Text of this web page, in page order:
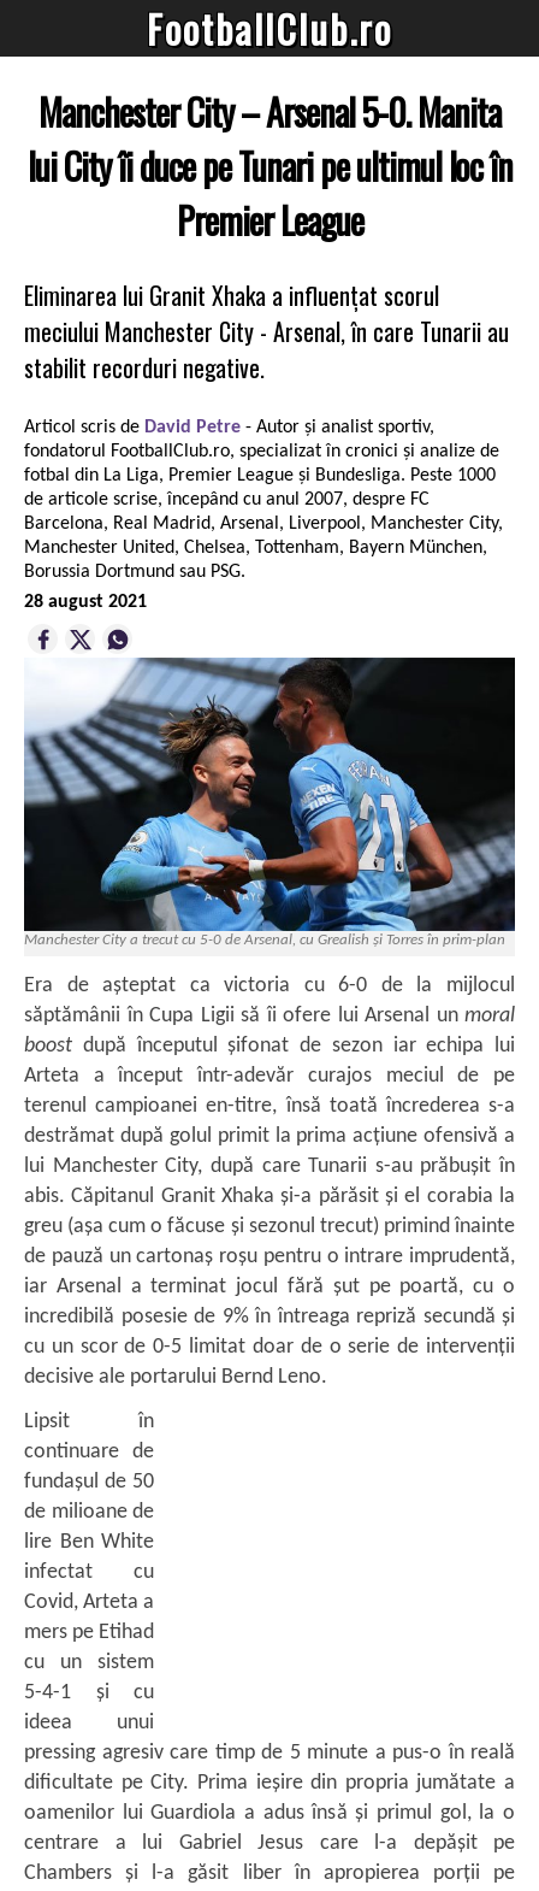
FootballClub.ro
Manchester City – Arsenal 5-0. Manita
lui City îi duce pe Tunari pe ultimul loc în
Premier League
Eliminarea lui Granit Xhaka a influențat scorul
meciului Manchester City - Arsenal, în care Tunarii au
stabilit recorduri negative.
Articol scris de David Petre - Autor și analist sportiv,
fondatorul FootballClub.ro, specializat în cronici și analize de
fotbal din La Liga, Premier League și Bundesliga. Peste 1000
de articole scrise, începând cu anul 2007, despre FC
Barcelona, Real Madrid, Arsenal, Liverpool, Manchester City,
Manchester United, Chelsea, Tottenham, Bayern München,
Borussia Dortmund sau PSG.
28 august 2021
Manchester City a trecut cu 5-0 de Arsenal, cu Grealish și Torres în prim-plan
Era de așteptat ca victoria cu 6-0 de la mijlocul
săptămânii în Cupa Ligii să îi ofere lui Arsenal un moral
boost după începutul șifonat de sezon iar echipa lui
Arteta a început într-adevăr curajos meciul de pe
terenul campioanei en-titre, însă toată încrederea s-a
destrămat după golul primit la prima acțiune ofensivă a
lui Manchester City, după care Tunarii s-au prăbușit în
abis. Căpitanul Granit Xhaka și-a părăsit și el corabia la
greu (așa cum o făcuse și sezonul trecut) primind înainte
de pauză un cartonaș roșu pentru o intrare imprudentă,
iar Arsenal a terminat jocul fără șut pe poartă, cu o
incredibilă posesie de 9% în întreaga repriză secundă și
cu un scor de 0-5 limitat doar de o serie de intervenții
decisive ale portarului Bernd Leno.
Lipsit în
continuare de
fundașul de 50
de milioane de
lire Ben White
infectat cu
Covid, Arteta a
mers pe Etihad
cu un sistem
5-4-1 și cu
ideea unui
pressing agresiv care timp de 5 minute a pus-o în reală
dificultate pe City. Prima ieșire din propria jumătate a
oamenilor lui Guardiola a adus însă și primul gol, la o
centrare a lui Gabriel Jesus care l-a depășit pe
Chambers și l-a găsit liber în apropierea porții pe